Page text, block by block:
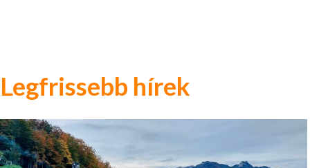
Legfrissebb hírek